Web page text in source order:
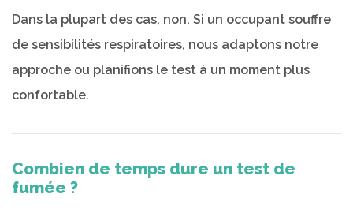
Dans la plupart des cas, non. Si un occupant souffre
de sensibilités respiratoires, nous adaptons notre
approche ou planifions le test à un moment plus
confortable.
Combien de temps dure un test de
fumée ?